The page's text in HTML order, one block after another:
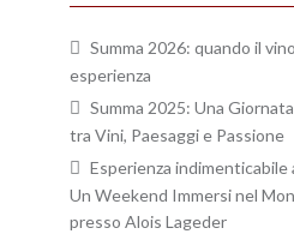
Summa 2026: quando il
esperienza
Summa 2025: Una
tra Vini, Paesaggi e Passione
Esperienza indimenticabile
Un Weekend Immersi nel
presso Alois Lageder